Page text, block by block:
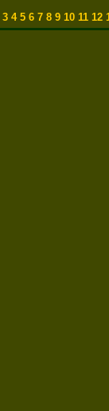
3 4 5 6 7 8 9 10 11 12